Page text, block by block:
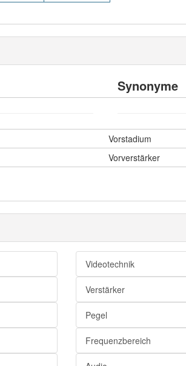
Synonyme
Vorstadium
Vorverstärker
Videotechnik
Verstärker
Pegel
Frequenzbereich